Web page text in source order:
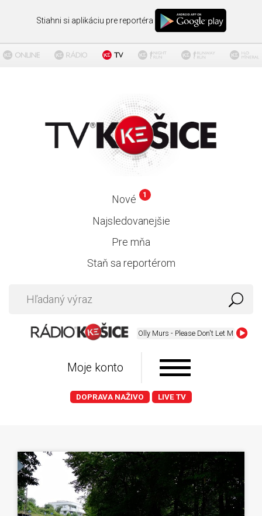
Stiahni si aplikáciu pre reportéra
Nové 1
Najsledovanejšie
Pre mňa
Staň sa reportérom
Olly Murs - Please Don't Let Me Go
Moje konto
DOPRAVA NAŽIVO LIVE TV